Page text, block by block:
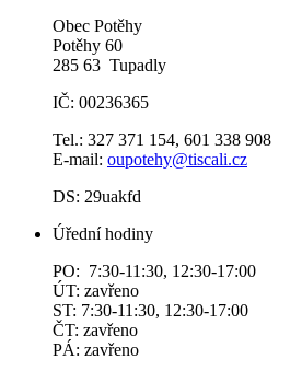
Obec Potěhy
Potěhy 60
285 63 Tupadly
IČ: 00236365
Tel.: 327 371 154, 601 338 908
E-mail: oupotehy@tiscali.cz
DS: 29uakfd
Úřední hodiny
PO: 7:30-11:30, 12:30-17:00
ÚT: zavřeno
ST: 7:30-11:30, 12:30-17:00
ČT: zavřeno
PÁ: zavřeno